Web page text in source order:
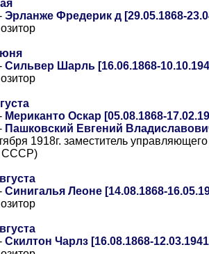
Эрланже Фредерик д [29.05.1868-
Сильвер Шарль [16.06.1868-
Мериканто Оскар [05.08.1868-
Пашковский Евгений
1918г. заместитель
СССР)
Синигалья Леоне [14.08.1868-
Скилтон Чарлз [16.08.1868-